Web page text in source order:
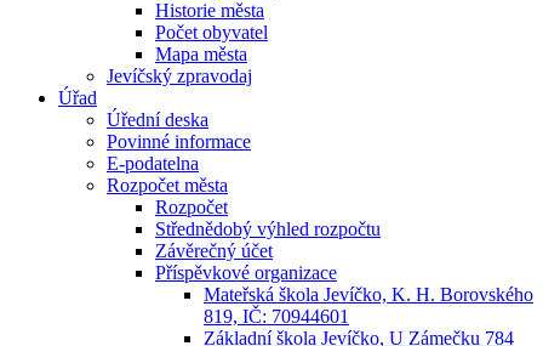
Historie města
Počet obyvatel
Mapa města
Jevíčský zpravodaj
Úřad
Úřední deska
Povinné informace
E-podatelna
Rozpočet města
Rozpočet
Střednědobý výhled rozpočtu
Závěrečný účet
Příspěvkové organizace
Mateřská škola Jevíčko, K. H. Borovského
819, IČ: 70944601
Základní škola Jevíčko, U Zámečku 784